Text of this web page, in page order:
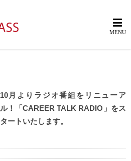
10月よりラジオ番組をリニューア
ル！「CAREER TALK RADIO」をス
タートいたします。